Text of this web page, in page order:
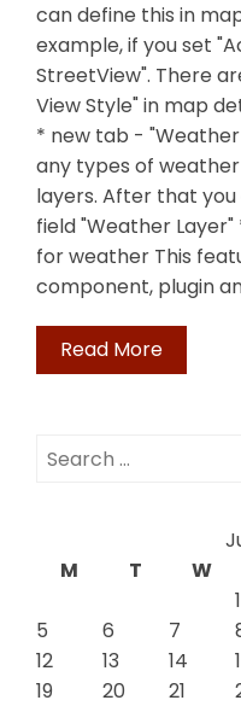
can define this in
example, if you set
StreetView". There
View Style" in map
* new tab -
any types of
layers. After that
field "Weather
for weather This
component, plugin
Read More
Search
M
T W
1
5
6 7
12
13 14
19
20 21